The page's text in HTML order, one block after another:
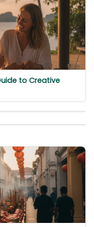
to Creative